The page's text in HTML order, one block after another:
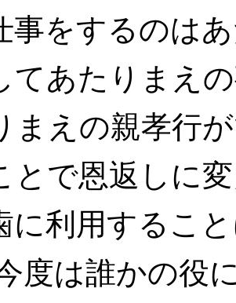
事をするのは
てあたりまえ
まえの親孝行
とで恩返しに
に利用するこ
度は誰かの役